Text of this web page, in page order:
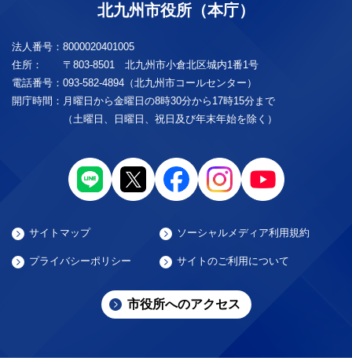
北九州市役所（本庁）
法人番号： 8000020401005
住所：
〒803-8501 北九州市小倉北区城内1番1号
電話番号： 093-582-4894（北九州市コールセンター）
開庁時間： 月曜日から金曜日の8時30分から17時15分まで
（土曜日、日曜日、祝日及び年末年始を除く）
サイトマップ ソーシャルメディア利用規約
プライバシーポリシー サイトのご利用について
市役所へのアクセス